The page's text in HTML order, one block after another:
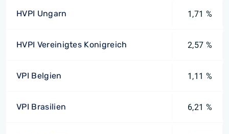
HVPI Ungarn 1,71 %
HVPI Vereinigtes Konigreich 2,57 %
VPI Belgien 1,11 %
VPI Brasilien 6,21 %